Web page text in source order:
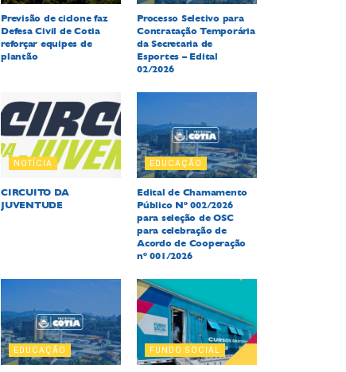
Previsão de ciclone faz
Defesa Civil de Cotia
reforçar equipes de
plantão
Processo Seletivo para
Contratação Temporária
da Secretaria de
Esportes – Edital
02/2026
NOTÍCIA
CIRCUITO DA
JUVENTUDE
EDUCAÇÃO
Edital de Chamamento
Público Nº 002/2026
para seleção de OSC
para celebração de
Acordo de Cooperação
nº 001/2026
EDUCAÇÃO FUNDO SOCIAL